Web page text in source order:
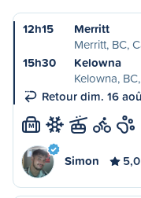
12h15
Merritt
Merritt, BC,
15h30
Kelowna
Kelowna,
Retour dim. 16
M
Simon 5,0